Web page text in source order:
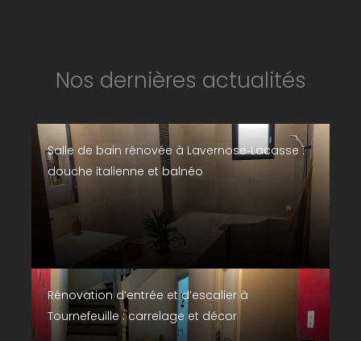
Nos dernières actualités
Salle de bain rénovée à Lavernose‑Lacasse :
douche italienne et balnéo
Rénovation d’entrée et d’escalier à
Tournefeuille : carrelage et décor